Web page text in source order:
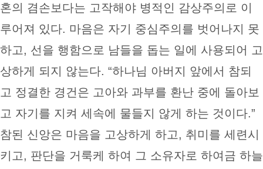
혼의 겸손보다는 고작해야 병적인 감상주의로 이
루어져 있다. 마음은 자기 중심주의를 벗어나지 못
하고, 선을 행함으로 남들을 돕는 일에 사용되어 고
상하게 되지 않는다. “하나님 아버지 앞에서 참되
고 정결한 경건은 고아와 과부를 환난 중에 돌아보
고 자기를 지켜 세속에 물들지 않게 하는 것이다.”
참된 신앙은 마음을 고상하게 하고, 취미를 세련시
키고, 판단을 거룩케 하여 그 소유자로 하여금 하늘